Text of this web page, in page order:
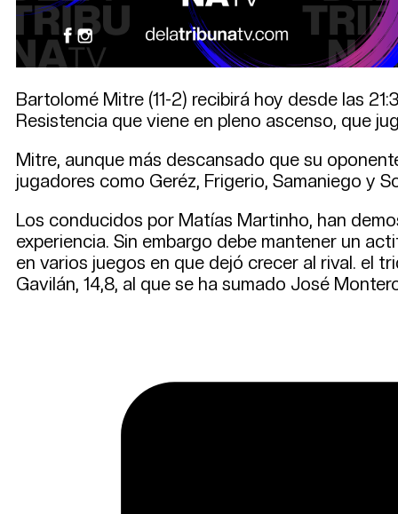
Bartolomé Mitre (11-2) recibirá hoy desde las
Resistencia que viene en pleno ascenso, que
Mitre, aunque más descansado que su
jugadores como Geréz, Frigerio, Samaniego y
Los conducidos por Matías Martinho, han
experiencia. Sin embargo debe mantener un
en varios juegos en que dejó crecer al rival. el
Gavilán, 14,8, al que se ha sumado José